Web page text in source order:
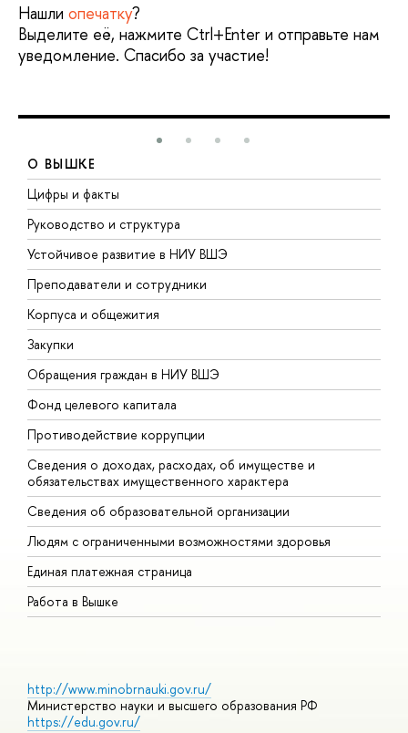
Нашли опечатку?
Выделите её, нажмите Ctrl+Enter и отправьте нам
уведомление. Спасибо за участие!
О ВЫШКЕ
Цифры и факты
Руководство и структура
Устойчивое развитие в НИУ ВШЭ
Преподаватели и сотрудники
Корпуса и общежития
Закупки
Обращения граждан в НИУ ВШЭ
Фонд целевого капитала
Противодействие коррупции
Сведения о доходах, расходах, об имуществе и
обязательствах имущественного характера
Сведения об образовательной организации
Людям с ограниченными возможностями здоровья
Единая платежная страница
Работа в Вышке
http://www.minobrnauki.gov.ru/
Министерство науки и высшего образования РФ
https://edu.gov.ru/